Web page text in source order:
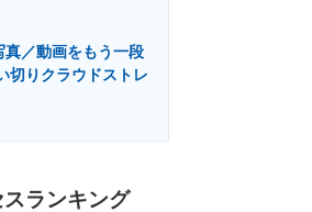
真／動画をもう一段
切りクラウドストレ
スランキング